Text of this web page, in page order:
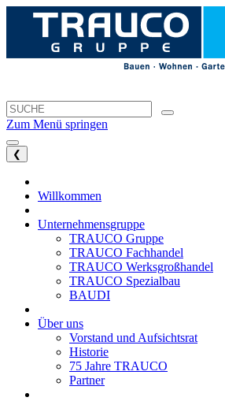
Zum Menü springen
❮
Willkommen
Unternehmensgruppe
TRAUCO Gruppe
TRAUCO Fachhandel
TRAUCO Werksgroßhandel
TRAUCO Spezialbau
BAUDI
Über uns
Vorstand und Aufsichtsrat
Historie
75 Jahre TRAUCO
Partner